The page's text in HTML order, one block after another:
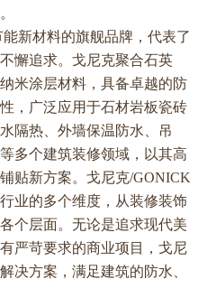
能新材料的旗舰品牌，代表了
懈追求。 戈尼克聚合石英
米涂层材料，具备卓越的防
，广泛应用于石材岩板瓷砖
隔热、外墙保温防水、吊
多个建筑装修领域，以其高
贴新方案。 戈尼克/GONICK
业的多个维度，从装修装饰
个层面。无论是追求现代美
严苛要求的商业项目，戈尼
决方案，满足建筑的防水、